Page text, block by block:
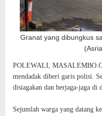
Granat yang dibungkus
POLEWALI,
mendadak diberi garis polisi.
disiagakan dan berjaga-jaga di
Sejumlah warga yang datang